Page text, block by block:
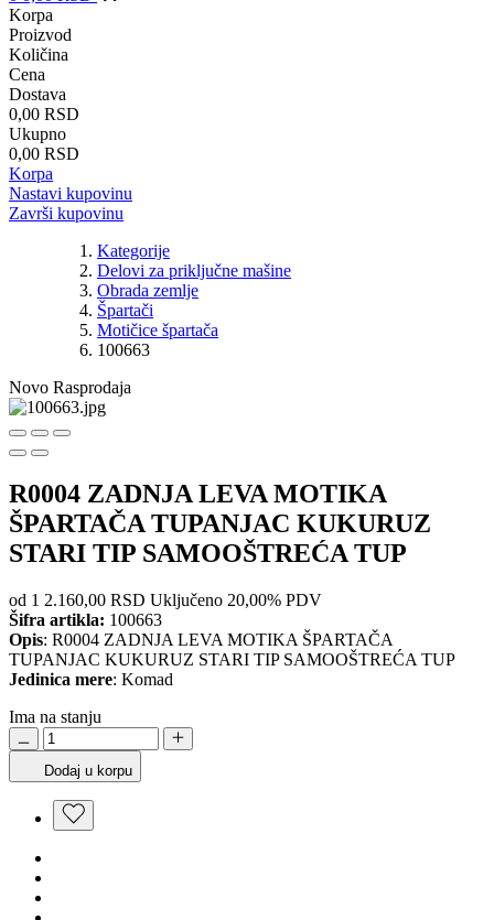
Korpa
Proizvod
Količina
Cena
Dostava
0,00 RSD
Ukupno
0,00 RSD
Korpa
Nastavi kupovinu
Završi kupovinu
Kategorije
Delovi za priključne mašine
Obrada zemlje
Špartači
Motičice špartača
100663
Novo Rasprodaja
R0004 ZADNJA LEVA MOTIKA
ŠPARTAČA TUPANJAC KUKURUZ
STARI TIP SAMOOŠTREĆA TUP
od 1 2.160,00 RSD Uključeno 20,00% PDV
Šifra artikla: 100663
Opis: R0004 ZADNJA LEVA MOTIKA ŠPARTAČA
TUPANJAC KUKURUZ STARI TIP SAMOOŠTREĆA TUP
Jedinica mere: Komad
Ima na stanju
Dodaj u korpu